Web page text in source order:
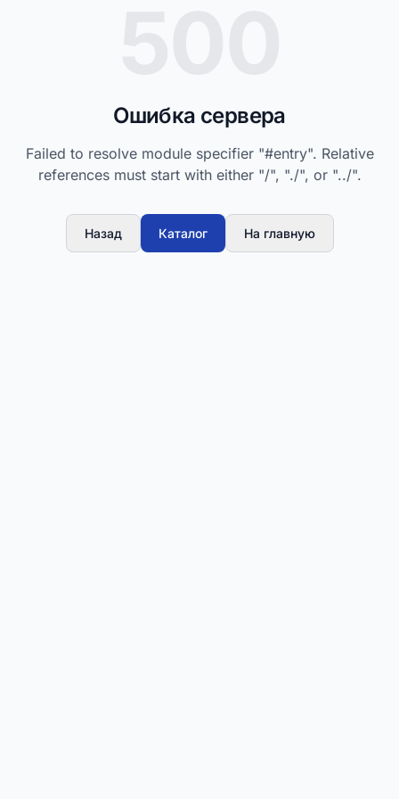
Ошибка сервера
Failed to resolve module specifier "#entry". Relative
references must start with either "/", "./", or "../".
Назад Каталог На главную